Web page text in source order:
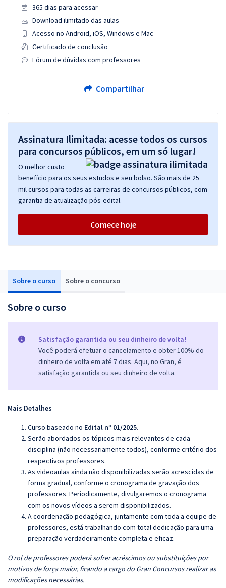
Sobre o curso Sobre o concurso
Sobre o curso
Satisfação garantida ou seu dinheiro de volta!
Você poderá efetuar o cancelamento e obter 100% do
dinheiro de volta em até 7 dias. Aqui, no Gran, é
satisfação garantida ou seu dinheiro de volta.
Mais Detalhes
Curso baseado no Edital nº 01/2025.
Serão abordados os tópicos mais relevantes de cada
disciplina (não necessariamente todos), conforme critério dos
respectivos professores.
As videoaulas ainda não disponibilizadas serão acrescidas de
forma gradual, conforme o cronograma de gravação dos
professores. Periodicamente, divulgaremos o cronograma
com os novos vídeos a serem disponibilizados.
A coordenação pedagógica, juntamente com toda a equipe de
professores, está trabalhando com total dedicação para uma
preparação verdadeiramente completa e eficaz.
O rol de professores poderá sofrer acréscimos ou substituições por
motivos de força maior, ficando a cargo do Gran Concursos realizar as
modificações necessárias.
365 dias para acessar
Download ilimitado das aulas
Acesso no Android, iOS, Windows e Mac
Certificado de conclusão
Fórum de dúvidas com professores
Compartilhar
Assinatura Ilimitada: acesse todos os cursos
para concursos públicos, em um só lugar!
O melhor custo
benefício para os seus estudos e seu bolso. São mais de 25
mil cursos para todas as carreiras de concursos públicos, com
garantia de atualização pós-edital.
Comece hoje